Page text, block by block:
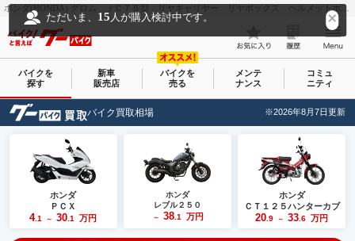
ホンダ(HONDA) グロム ＪＣ７５型 リヤキャリヤー リヤボックス ヘルメットホルダー 社外ミラー｜バイクショップ ロード☆スター｜新車・中古バイクなら【グーバイク(GooBike)】
ただいま、 15 人が購入検討中です。
バイクを
探す
新車
販売店
バイクを
売る
メンテ
ナンス
コミュ
ニティ
バイク買取相場 ※2026年8月7日更新
ホンダ
ＰＣＸ
4.1 ～ 30 .1 万円
ホンダ
レブル２５０
～ 38.1 万円
ホンダ
ＣＴ１２５ハンターカブ
20 .9 ～ 33 .6 万円